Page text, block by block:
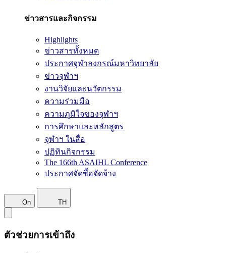
ข่าวสารและกิจกรรม
Highlights
ข่าวสารทั้งหมด
ประกาศจุฬาลงกรณ์มหาวิทยาลัย
ข่าวจุฬาฯ
งานวิจัยและนวัตกรรม
ความร่วมมือ
ความภูมิใจของจุฬาฯ
การศึกษาและหลักสูตร
จุฬาฯ ในสื่อ
ปฏิทินกิจกรรม
The 166th ASAIHL Conference
ประกาศจัดซื้อจัดจ้าง
On TH
ตัวช่วยการเข้าถึง